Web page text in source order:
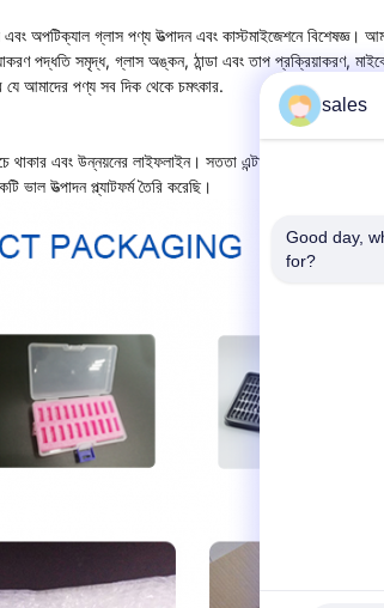
অপটিক্যাল গ্লাস পণ্য উত্পাদন এবং কাস্টমাইজেশনে বিশেষজ্ঞ।
পদ্ধতি সমৃদ্ধ, গ্লাস অঙ্কন, ঠান্ডা এবং তাপ প্রক্রিয়াকরণ,
যে আমাদের পণ্য সব দিক থেকে চমৎকার.
থাকার এবং উন্নয়নের লাইফলাইন। সততা এন্টারপ্রাইজ খ্যাতি
উত্পাদন প্ল্যাটফর্ম তৈরি করেছি।
sales
Good day,
for?